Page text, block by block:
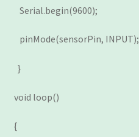
Serial.begin(9600);
pinMode(sensorPin, INPUT);
}
void loop()
{